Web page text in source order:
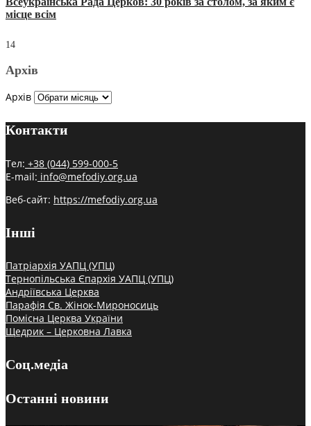
місце всім
14
Архів
Архів
Контакти
Тел: +38 (044) 599-000-5
E-mail: info@mefodiy.org.ua
Веб-сайт: https://mefodiy.org.ua
Інші
Патріархія УАПЦ (УПЦ)
Тернопільська Єпархія УАПЦ (УПЦ)
Андріївська Церква
Парафія Св. Жінок-Мироносиць
Помісна Церква України
Щедрик – Церковна Лавка
Соц.медіа
Останні новини